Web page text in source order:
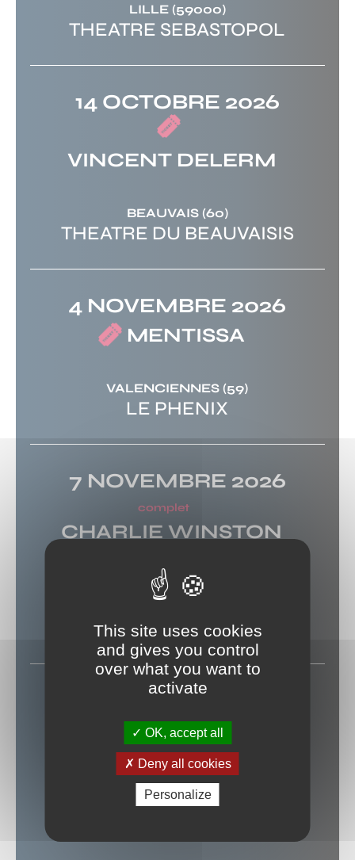
LILLE(59000)
THEATRE SEBASTOPOL
14 OCTOBRE 2026
VINCENT DELERM
BEAUVAIS(60)
THEATRE DU BEAUVAISIS
4 NOVEMBRE 2026
MENTISSA
VALENCIENNES (59)
LE PHENIX
7 NOVEMBRE 2026
complet
CHARLIE WINSTON
SAINT MARTIN BOULOGNE
ESPACE CULTUREL
GEORGES BRASSENS
12 NOVEMBRE 2026
VINCENT DELERM
HEM(59)
This site uses cookies
and gives you control
over what you want to
activate
OK, accept all
Deny all cookies
Personalize